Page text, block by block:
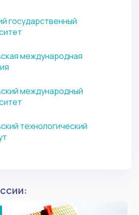
государственный
международная
международный
технологический